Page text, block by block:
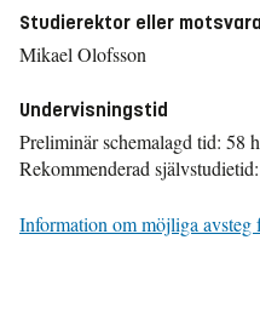
Studierektor eller
Mikael Olofsson
Undervisningstid
Preliminär schemalagd tid: 58 h
Rekommenderad
Information om möjliga